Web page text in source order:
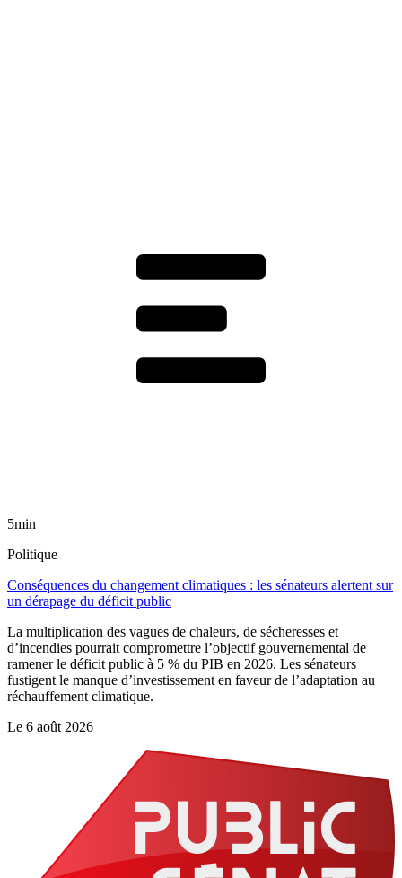
5min
Politique
Conséquences du changement climatiques : les sénateurs alertent sur
un dérapage du déficit public
La multiplication des vagues de chaleurs, de sécheresses et
d’incendies pourrait compromettre l’objectif gouvernemental de
ramener le déficit public à 5 % du PIB en 2026. Les sénateurs
fustigent le manque d’investissement en faveur de l’adaptation au
réchauffement climatique.
Le 6 août 2026